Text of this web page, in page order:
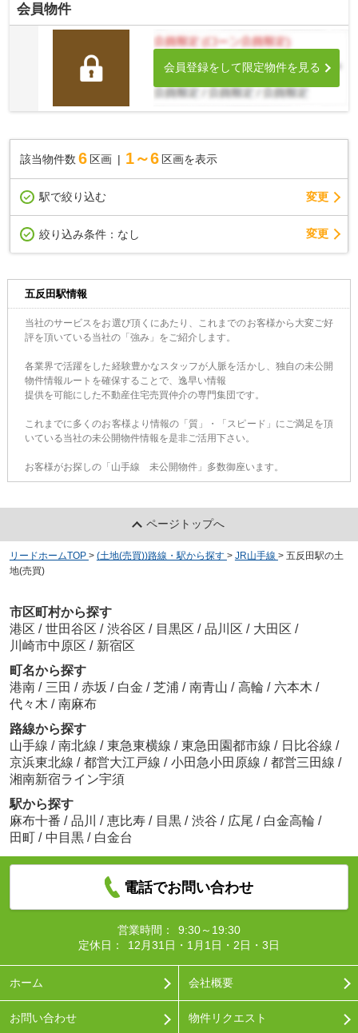
会員物件
会員登録をして限定物件を見る
該当物件数 6 区画 1～6 区画を表示
駅で絞り込む 変更
絞り込み条件： なし 変更
五反田駅情報
当社のサービスをお選び頂くにあたり、これまでのお客様から大変ご好
評を頂いている当社の「強み」をご紹介します。
各業界で活躍をした経験豊かなスタッフが人脈を活かし、独自の未公開
物件情報ルートを確保することで、逸早い情報
提供を可能にした不動産住宅売買仲介の専門集団です。
これまでに多くのお客様より情報の「質」・「スピード」にご満足を頂
いている当社の未公開物件情報を是非ご活用下さい。
お客様がお探しの「山手線 未公開物件」多数御座います。
ページトップへ
リードホームTOP > (土地(売買))路線・駅から探す > JR山手線 > 五反田駅の土
地(売買)
市区町村から探す
港区 / 世田谷区 / 渋谷区 / 目黒区 / 品川区 / 大田区 /
川崎市中原区 / 新宿区
町名から探す
港南 / 三田 / 赤坂 / 白金 / 芝浦 / 南青山 / 高輪 / 六本木 /
代々木 / 南麻布
路線から探す
山手線 / 南北線 / 東急東横線 / 東急田園都市線 / 日比谷線 /
京浜東北線 / 都営大江戸線 / 小田急小田原線 / 都営三田線 /
湘南新宿ライン宇須
駅から探す
麻布十番 / 品川 / 恵比寿 / 目黒 / 渋谷 / 広尾 / 白金高輪 /
田町 / 中目黒 / 白金台
電話でお問い合わせ
営業時間：
9:30～19:30
定休日：
12月31日・1月1日・2日・3日
ホーム 会社概要
お問い合わせ 物件リクエスト